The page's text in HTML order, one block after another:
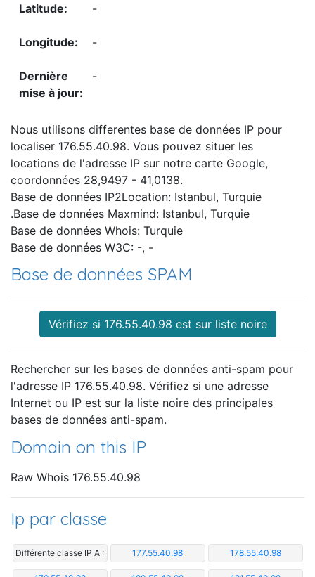
-
-
-
Nous utilisons differentes base de données IP pour
localiser 176.55.40.98. Vous pouvez situer les
locations de l'adresse IP sur notre carte Google,
coordonnées 28,9497 - 41,0138.
Base de données IP2Location: Istanbul, Turquie
.Base de données Maxmind: Istanbul, Turquie
Base de données Whois: Turquie
Base de données W3C: -, -
Base de données SPAM
Vérifiez si 176.55.40.98 est sur liste noire
Rechercher sur les bases de données anti-spam pour
l'adresse IP 176.55.40.98. Vérifiez si une adresse
Internet ou IP est sur la liste noire des principales
bases de données anti-spam.
Domain on this IP
Raw Whois 176.55.40.98
Ip par classe
Différente classe IP A : 177.55.40.98 178.55.40.98